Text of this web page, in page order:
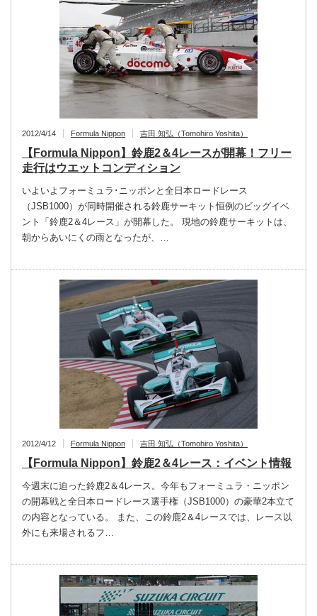
2012/4/14 Formula Nippon 吉田 知弘（Tomohiro Yoshita）
【Formula Nippon】鈴鹿2＆4レースが開幕！フリー
走行はウエットコンディション
いよいよフォーミュラ･ニッポンと全日本ロードレース
（JSB1000）が同時開催される鈴鹿サーキット恒例のビッグイベ
ント「鈴鹿2＆4レース」が開幕した。 現地の鈴鹿サーキットは、
朝からあいにくの雨となったが、…
2012/4/12 Formula Nippon 吉田 知弘（Tomohiro Yoshita）
【Formula Nippon】鈴鹿2＆4レース：イベント情報
今週末に迫った鈴鹿2＆4レース。今年もフォーミュラ・ニッポン
の開幕戦と全日本ロードレース選手権（JSB1000）の豪華2本立て
の内容となっている。 また、この鈴鹿2＆4レースでは、レース以
外にも来場されるフ…